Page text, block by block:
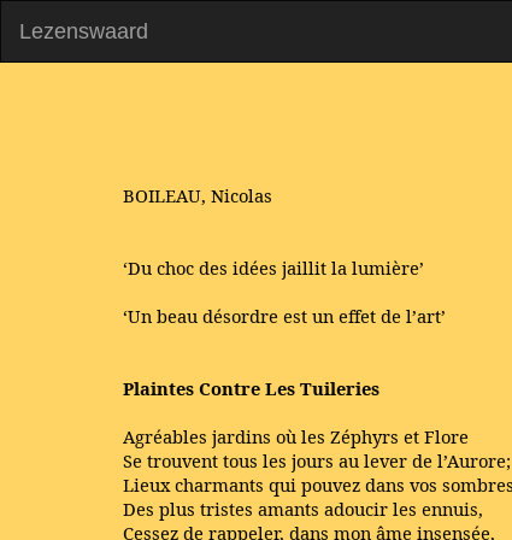
Lezenswaard
BOILEAU, Nicolas
‘Du choc des idées jaillit la lumière’
‘Un beau désordre est un effet de l’art’
Plaintes Contre Les Tuileries
Agréables jardins où les Zéphyrs et Flore
Se trouvent tous les jours au lever de l’Aurore;
Lieux charmants qui pouvez dans vos
Des plus tristes amants adoucir les ennuis,
Cessez de rappeler, dans mon âme insensée,